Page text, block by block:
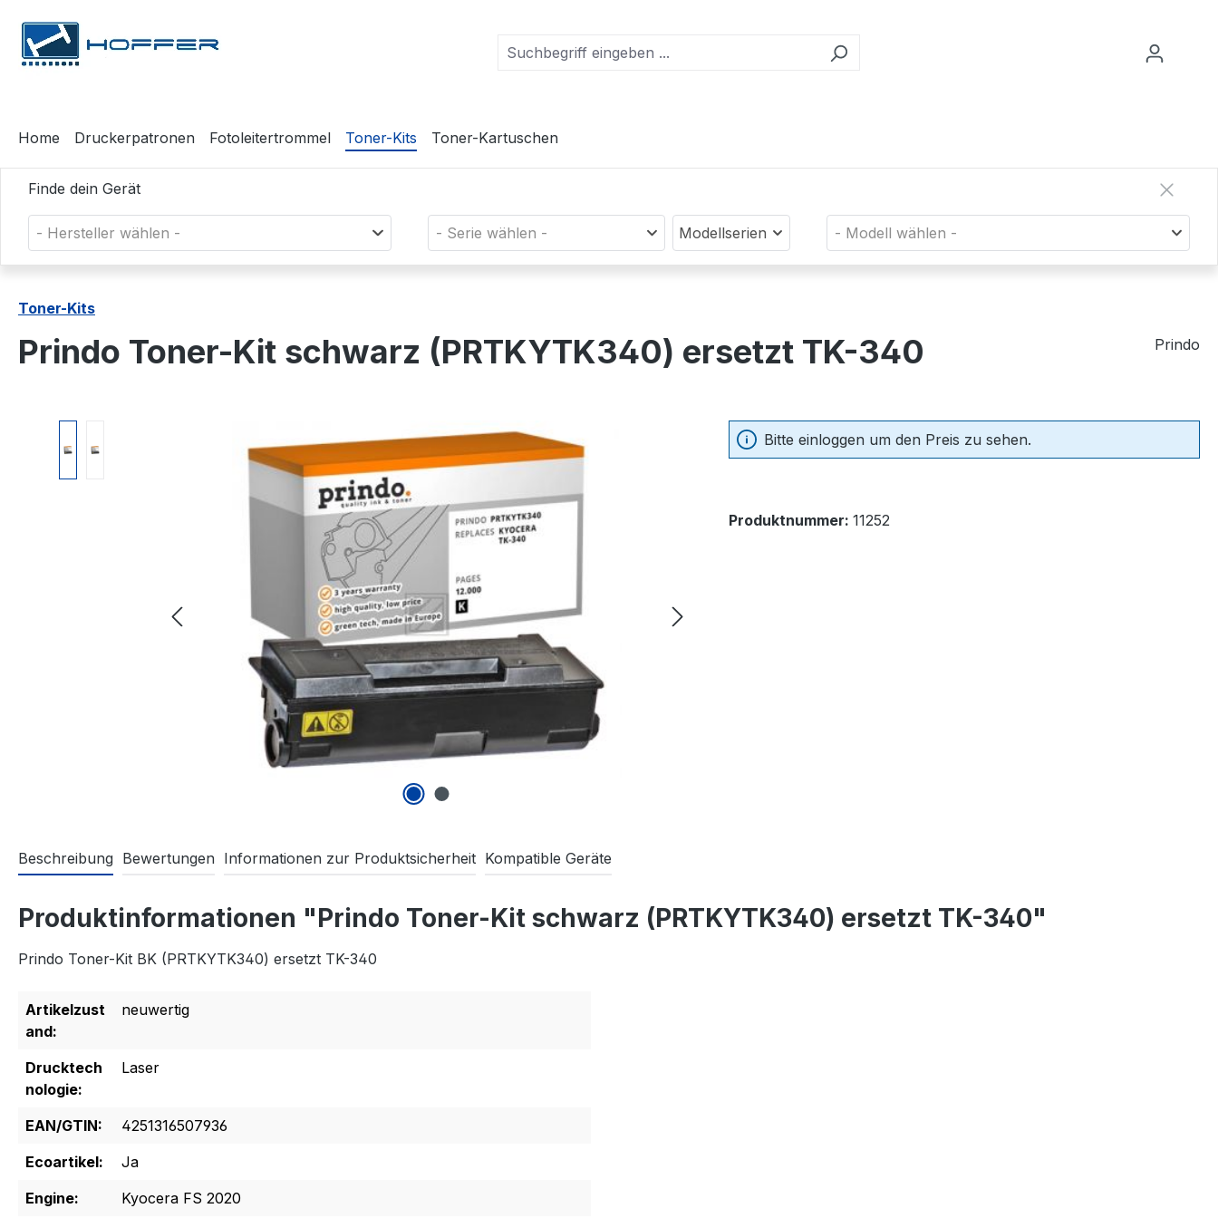
Hauptinhalt springen
Zur Suche springen
Zur Hauptnavigation springen
Home Druckerpatronen Fotoleitertrommel Toner-Kits Toner-Kartuschen
Finde dein Gerät
- Hersteller wählen - - Serie wählen - Modellserien - Modell wählen -
Toner-Kits
Prindo Toner-Kit schwarz (PRTKYTK340) ersetzt TK-340 Prindo
Bitte einloggen um den Preis zu sehen.
Produktnummer: 11252
Beschreibung Bewertungen Informationen zur Produktsicherheit Kompatible Geräte
Produktinformationen "Prindo Toner-Kit schwarz (PRTKYTK340) ersetzt TK-340"
Prindo Toner-Kit BK (PRTKYTK340) ersetzt TK-340
Artikelzust
and:
neuwertig
Drucktech
nologie:
Laser
EAN/GTIN:
4251316507936
Ecoartikel:
Ja
Engine:
Kyocera FS 2020